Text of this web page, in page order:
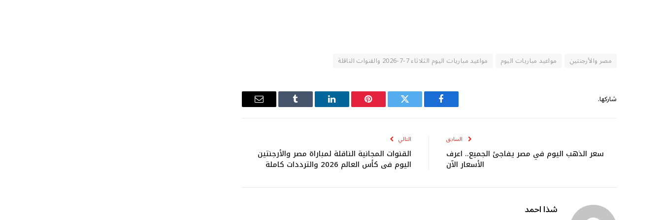
مصر والأرجنتين مواعيد مباريات اليوم مواعيد مباريات اليوم الثلاثاء 7-7-2026 والقنوات الناقلة
شاركها.
فيسبوك تويتر بينتيريستلينكدإن Tumblr
البريد
السابق
سعر الذهب اليوم في مصر يفاجئ الجميع.. اعرف
الأسعار الآن
التالي
القنوات المجانية الناقلة لمباراة مصر والأرجنتين
اليوم في كأس العالم 2026 والترددات كاملة
شذا احمد